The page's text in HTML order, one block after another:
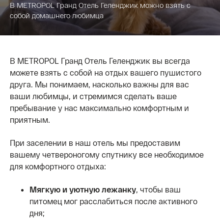
В METROPOL Гранд Отель Геленджик можно взять с
собой домашнего любимца
В METROPOL Гранд Отель Геленджик вы всегда
можете взять с собой на отдых вашего пушистого
друга. Мы понимаем, насколько важны для вас
ваши любимцы, и стремимся сделать ваше
пребывание у нас максимально комфортным и
приятным.
При заселении в наш отель мы предоставим
вашему четвероногому спутнику все необходимое
для комфортного отдыха:
Мягкую и уютную лежанку, чтобы ваш
питомец мог расслабиться после активного
дня;